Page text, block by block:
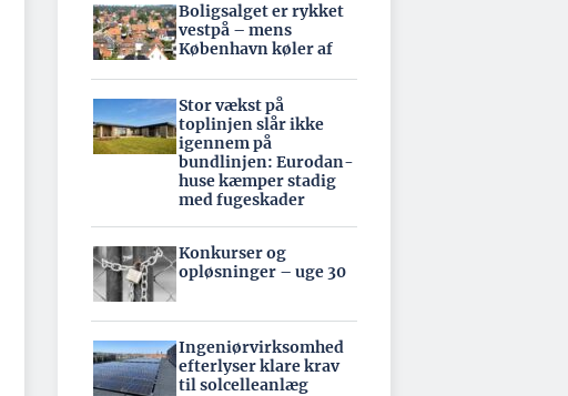
Boligsalget er rykket
vestpå – mens
København køler af
Stor vækst på
toplinjen slår ikke
igennem på
bundlinjen: Eurodan-
huse kæmper stadig
med fugeskader
Konkurser og
opløsninger – uge 30
Ingeniørvirksomhed
efterlyser klare krav
til solcelleanlæg